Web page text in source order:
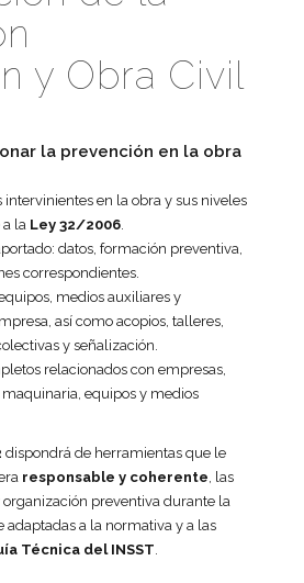
y Obra Civil
la prevención en la obra
en la obra y sus niveles
la Ley 32/2006
datos, formación preventiva,
correspondientes.
medios auxiliares y
así como acopios, talleres,
y señalización.
relacionados con empresas,
equipos y medios
dispondrá de herramientas que le
responsable y coherente , las
preventiva durante la
adaptadas a la normativa y a las
Técnica del INSST